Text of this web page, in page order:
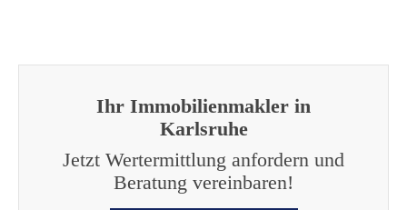
Ihr Immobilienmakler in
Karlsruhe
Jetzt Wertermittlung anfordern und
Beratung vereinbaren!